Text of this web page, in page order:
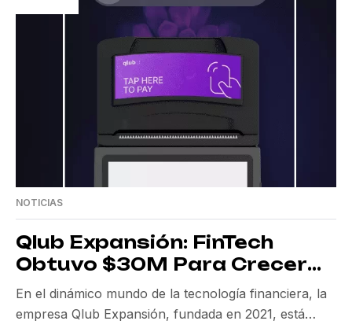
liderada por Acrew Capital, […]
NOTICIAS
Qlub Expansión: FinTech
Obtuvo $30M Para Crecer
Globalmente en
Restaurantes
En el dinámico mundo de la tecnología financiera, la
empresa Qlub Expansión, fundada en 2021, está